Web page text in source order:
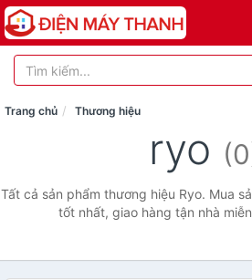
Trang chủ Thương hiệu
ryo
Tất cả sản phẩm thương hiệu Ryo. Mua
tốt nhất, giao hàng tận nhà